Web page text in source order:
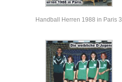
Handball Herren 1988 in Paris 3